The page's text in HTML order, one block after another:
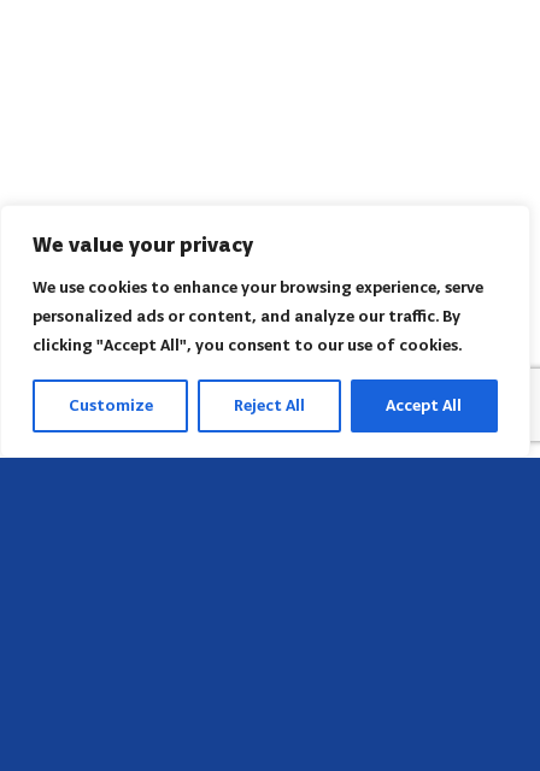
We value your privacy
We use cookies to enhance your browsing experience, serve
personalized ads or content, and analyze our traffic. By
clicking "Accept All", you consent to our use of cookies.
Customize Reject All Accept All